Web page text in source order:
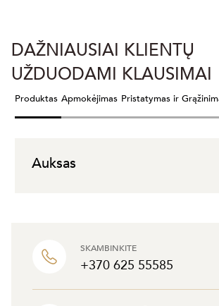
SKAMBINKITE
+370 625 55585
DAŽNIAUSIAI KLIENTŲ
UŽDUODAMI KLAUSIMAI
Produktas Apmokėjimas Pristatymas ir
Auksas